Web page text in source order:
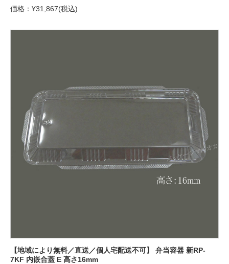
価格：¥31,867(税込)
【地域により無料／直送／個人宅配送不可】 弁当容器 新RP-
7KF 内嵌合蓋 E 高さ16mm